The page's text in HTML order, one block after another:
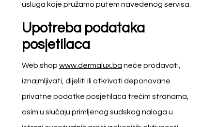
usluga koje pružamo putem navedenog servisa.
Upotreba podataka
posjetilaca
Web shop www.dermalux.ba neće prodavati,
iznajmljivati, dijeliti ili otkrivati deponovane
privatne podatke posjetilaca trećim stranama,
osim u slučaju primljenog sudskog naloga u